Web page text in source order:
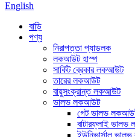
English
বাড়ি
পণ্য
নিরাপত্তা প্যাডলক
লকআউট হাস্প
সার্কিট ব্রেকার লকআউট
তারের লকআউট
বায়ুসংক্রান্ত লকআউট
ভালভ লকআউট
গেট ভালভ
বাটারফ্লাই
ইউনিভার্সাল